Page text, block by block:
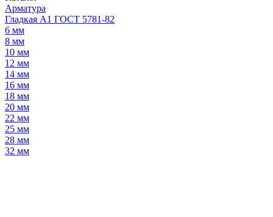
Арматура
Гладкая А1 ГОСТ 5781-82
6 мм
8 мм
10 мм
12 мм
14 мм
16 мм
18 мм
20 мм
22 мм
25 мм
28 мм
32 мм